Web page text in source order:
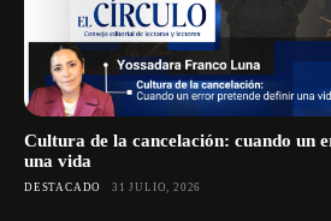
Cultura de la cancelación: cuando un
una vida
DESTACADO 31 JULIO, 2026